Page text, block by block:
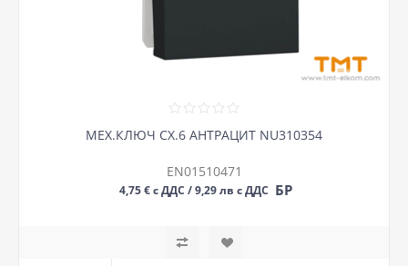
МЕХ.КЛЮЧ СХ.6 АНТРАЦИТ NU310354
EN01510471
4,75 € с ДДС / 9,29 лв с ДДС БР